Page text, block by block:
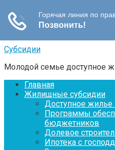
Перейти
контенту
Субсидии
Молодой семье доступное
Главная
Жилищные субсидии
Доступное
Программы
бюджетников
Долевое
Ипотека с